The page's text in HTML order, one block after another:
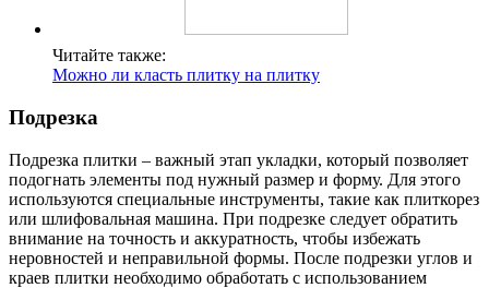
Читайте также:
Можно ли класть плитку на плитку
Подрезка
Подрезка плитки – важный этап укладки, который позволяет
подогнать элементы под нужный размер и форму. Для этого
используются специальные инструменты, такие как плиткорез
или шлифовальная машина. При подрезке следует обратить
внимание на точность и аккуратность, чтобы избежать
неровностей и неправильной формы. После подрезки углов и
краев плитки необходимо обработать с использованием